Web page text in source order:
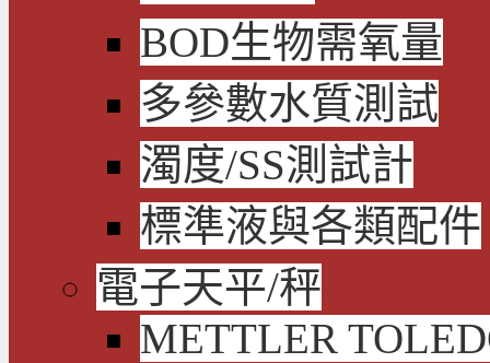
BOD生物需氧量
多參數水質測試
濁度/SS測試計
標準液與各類配件
電子天平/秤
METTLER